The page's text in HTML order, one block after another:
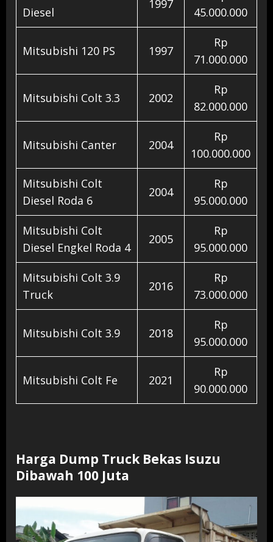
Diesel
1997
45.000.000
Mitsubishi 120 PS 1997
Rp
71.000.000
Mitsubishi Colt 3.3 2002
Rp
82.000.000
Mitsubishi Canter 2004
Rp
100.000.000
Mitsubishi Colt
Diesel Roda 6
2004
Rp
95.000.000
Mitsubishi Colt
Diesel Engkel Roda 4
2005
Rp
95.000.000
Mitsubishi Colt 3.9
Truck
2016
Rp
73.000.000
Mitsubishi Colt 3.9 2018
Rp
95.000.000
Mitsubishi Colt Fe 2021
Rp
90.000.000
Harga Dump Truck Bekas Isuzu
Dibawah 100 Juta